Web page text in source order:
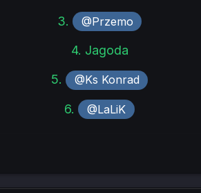
3.
@Przemo
4. Jagoda
5.
@Ks Konrad
6. @LaLiK